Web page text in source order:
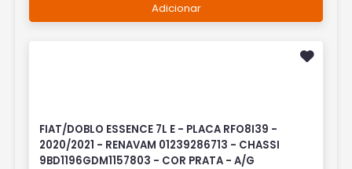
Adicionar
FIAT/DOBLO ESSENCE 7L E - PLACA RFO8I39 -
2020/2021 - RENAVAM 01239286713 - CHASSI
9BD1196GDM1157803 - COR PRATA - A/G